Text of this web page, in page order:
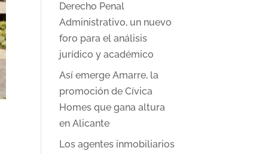
Derecho Penal
Administrativo, un nuevo
foro para el análisis
jurídico y académico
Así emerge Amarre, la
promoción de Cívica
Homes que gana altura
en Alicante
Los agentes inmobiliarios